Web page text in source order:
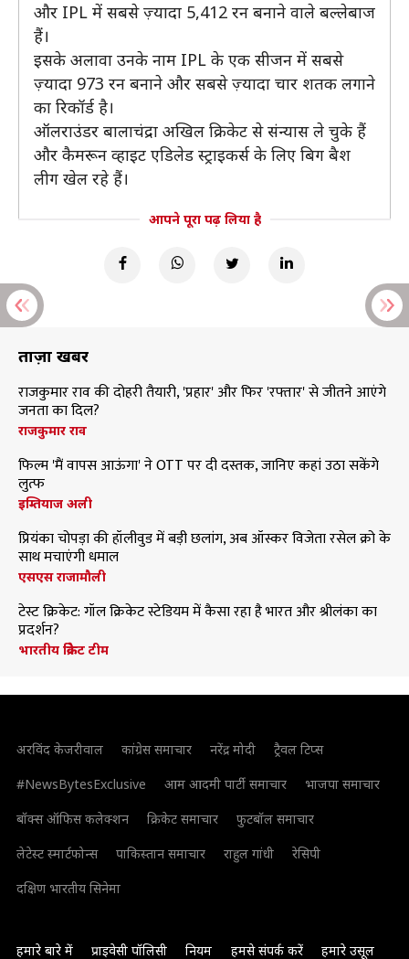
और IPL में सबसे ज़्यादा 5,412 रन बनाने वाले बल्लेबाज
हैं।
इसके अलावा उनके नाम IPL के एक सीजन में सबसे
ज़्यादा 973 रन बनाने और सबसे ज़्यादा चार शतक लगाने
का रिकॉर्ड है।
ऑलराउंडर बालाचंद्रा अखिल क्रिकेट से संन्यास ले चुके हैं
और कैमरून व्हाइट एडिलेड स्ट्राइकर्स के लिए बिग बैश
लीग खेल रहे हैं।
आपने पूरा पढ़ लिया है
ताज़ा खबरें
राजकुमार राव की दोहरी तैयारी, 'प्रहार' और फिर 'रफ्तार' से जीतने आएंगे
जनता का दिल?
राजकुमार राव
फिल्म 'मैं वापस आऊंगा' ने OTT पर दी दस्तक, जानिए कहां उठा सकेंगे
लुत्फ
इम्तियाज अली
प्रियंका चोपड़ा की हॉलीवुड में बड़ी छलांग, अब ऑस्कर विजेता रसेल क्रो के
साथ मचाएंगी धमाल
एसएस राजामौली
टेस्ट क्रिकेट: गॉल क्रिकेट स्टेडियम में कैसा रहा है भारत और श्रीलंका का
प्रदर्शन?
भारतीय क्रिकेट टीम
अरविंद केजरीवाल कांग्रेस समाचार नरेंद्र मोदी
ट्रैवल टिप्स
#NewsBytesExclusive
आम आदमी पार्टी समाचार
भाजपा समाचार
बॉक्स ऑफिस कलेक्शन
क्रिकेट समाचार
फुटबॉल समाचार
लेटेस्ट स्मार्टफोन्स
पाकिस्तान समाचार राहुल गांधी
रेसिपी
दक्षिण भारतीय सिनेमा
हमारे बारे में प्राइवेसी पॉलिसी नियम हमसे संपर्क करें हमारे उसूल